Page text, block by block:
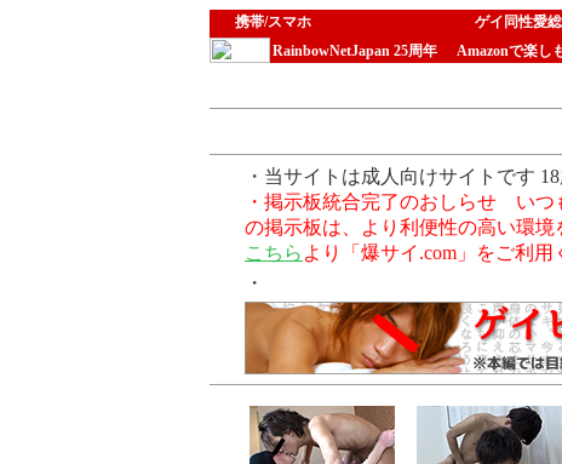
携帯/スマホ ゲイ同性愛
RainbowNetJapan 25周年
Amazonで楽し
・当サイトは成人向けサイトです
・掲示板統合完了のおしらせ いつ
の掲示板は、より利便性の高い環境
こちら より「爆サイ.com」をご利用
・